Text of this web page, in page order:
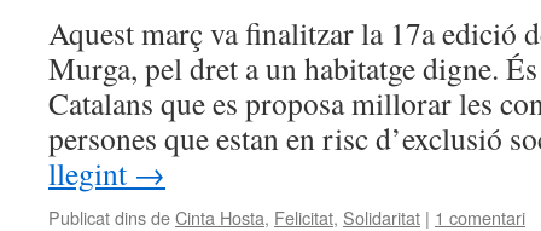
Aquest març va finalitzar la 17a edició
Murga, pel dret a un habitatge digne.
Catalans que es proposa millorar les
persones que estan en risc d’exclusió
llegint →
Publicat dins deCinta Hosta, Felicitat, Solidaritat | 1 comentari